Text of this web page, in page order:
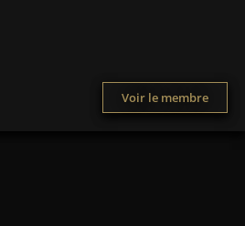
Voir le membre